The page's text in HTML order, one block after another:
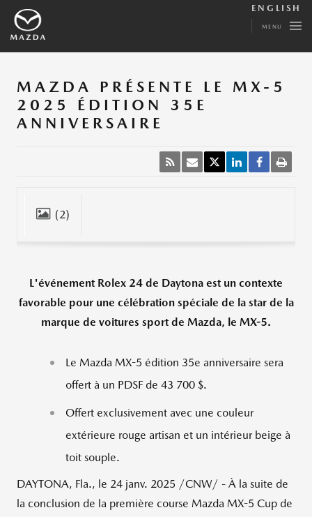
ENGLISH
MENU
MAZDA PRÉSENTE LE MX-5
2025 ÉDITION 35E
ANNIVERSAIRE
(2)
L'événement Rolex 24 de Daytona est un contexte
favorable pour une célébration spéciale de la star de la
marque de voitures sport de Mazda, le MX-5.
Le Mazda MX-5 édition 35e anniversaire sera
offert à un PDSF de 43 700 $.
Offert exclusivement avec une couleur
extérieure rouge artisan et un intérieur beige à
toit souple.
DAYTONA, Fla., le 24 janv. 2025 /CNW/ - À la suite de
la conclusion de la première course Mazda MX-5 Cup de